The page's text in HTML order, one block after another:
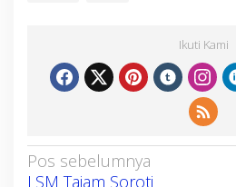
Ikuti Kami
N
Pos sebelumnya
LSM Tajam Soroti